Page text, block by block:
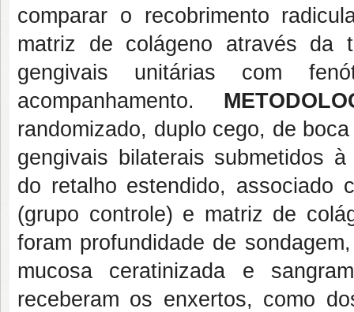
comparar o recobrimento
matriz de colágeno através da
gengivais unitárias com
acompanhamento.
randomizado, duplo cego, de
gengivais bilaterais submetidos
do retalho estendido, associado
(grupo controle) e matriz de
foram profundidade de
mucosa ceratinizada e
receberam os enxertos, como